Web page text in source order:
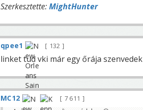
Szerkesztette:MightHunter
qpee1 132
linket tud vki már egy őrája szenvedek
MC12
7 611